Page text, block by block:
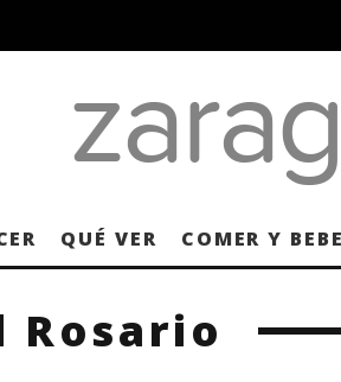
QUÉ VER COMER Y
Rosario